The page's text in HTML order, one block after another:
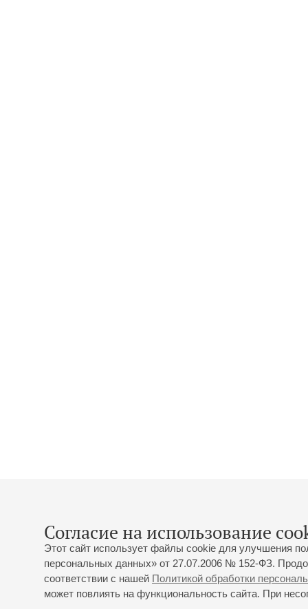
Согласие на использование
Этот сайт использует файлы cookie для улучшения
персональных данных» от 27.07.2006 № 152-ФЗ.
соответствии с нашей Политикой обработки
может повлиять на функциональность сайта. При